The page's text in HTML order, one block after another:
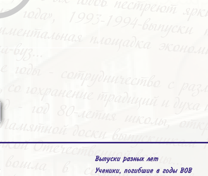
Выпуски разных лет
Ученики, погибшие в годы ВОВ